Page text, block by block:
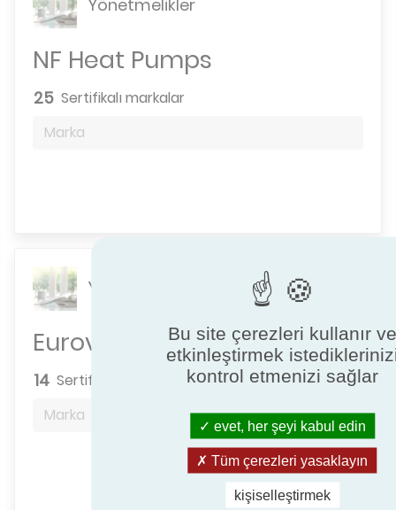
Yönetmelikler
NF Heat Pumps
25 Sertifikalı markalar
Marka
Yönetmelikler
Eurovent Isı Pompaları
14 Sertifikalı markalar
Marka
Arama motoru
Bu site çerezleri kullanır ve
etkinleştirmek
kontrol etmenizi sağlar
evet, her şeyi kabul edin
Tüm çerezleri yasaklayın
kişiselleştirmek